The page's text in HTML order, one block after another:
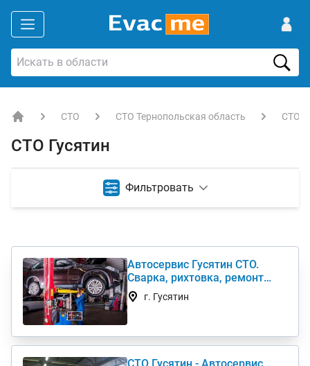
СТО СТО Тернопольская область СТО
СТО Гусятин
Фильтровать
Автосервис Гусятин СТО.
Сварка, рихтовка, ремонт
двигателя, ходовой
г. Гусятин